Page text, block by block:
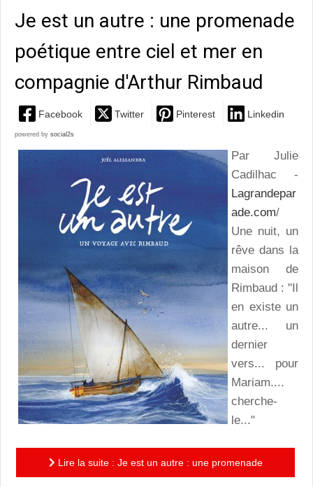
Je est un autre : une promenade
poétique entre ciel et mer en
compagnie d'Arthur Rimbaud
Facebook Twitter Pinterest Linkedin
powered by social2s
Par Julie
Cadilhac -
Lagrandepar
ade.com/
Une nuit, un
rêve dans la
maison de
Rimbaud : "Il
en existe un
autre... un
dernier
vers... pour
Mariam....
cherche-
le..."
Lire la suite : Je est un autre : une promenade